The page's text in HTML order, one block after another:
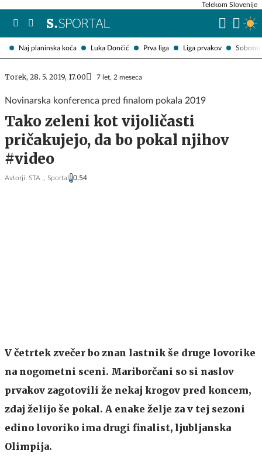
Naj planinska koča Luka Dončić Prva liga Liga prvakov Sobotni
Telekom Slovenije
Torek, 28. 5. 2019, 17.00 7 let, 2 meseca
Novinarska konferenca pred finalom pokala 2019
Tako zeleni kot vijoličasti
pričakujejo, da bo pokal njihov
#video
Avtorji: STA ,, Sportal 0,54
V četrtek zvečer bo znan lastnik še druge lovorike
na nogometni sceni. Mariborčani so si naslov
prvakov zagotovili že nekaj krogov pred koncem,
zdaj želijo še pokal. A enake želje za v tej sezoni
edino lovoriko ima drugi finalist, ljubljanska
Olimpija.